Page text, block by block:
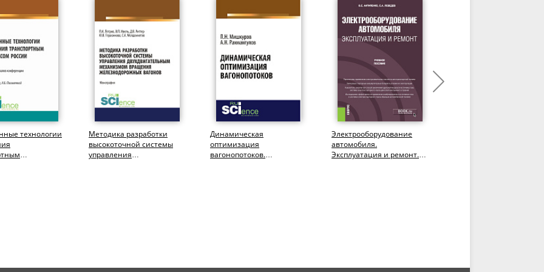
технологии
Методика разработки
высокоточной системы
управления
Динамическая
оптимизация
вагонопотоков.
Электрооборудование
автомобиля.
Эксплуатация и ремонт.